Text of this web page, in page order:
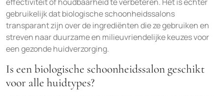
gebruikelijk dat biologische schoonheidssalons
transparant zijn over de ingrediënten die ze gebruiken en
streven naar duurzame en milieuvriendelijke keuzes voor
een gezonde huidverzorging.
Is een biologische schoonheidssalon geschikt
voor alle huidtypes?